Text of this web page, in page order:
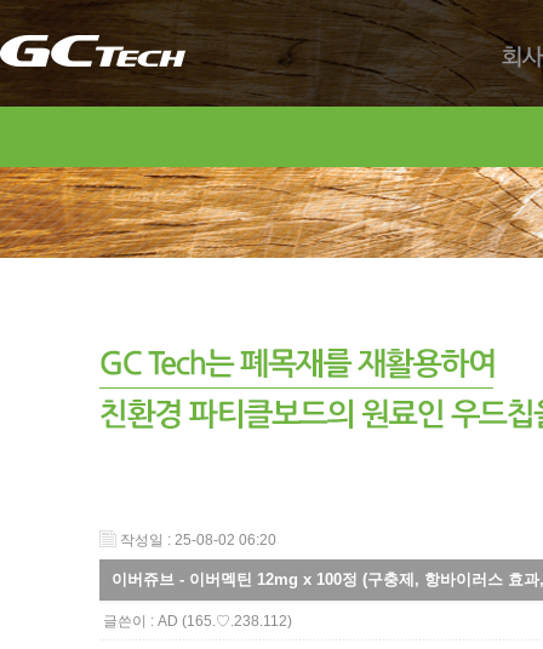
회사
작성일 : 25-08-02 06:20
이버쥬브 - 이버멕틴 12mg x 100정 (구충제, 항바이러스 효
글쓴이 : AD (165.♡.238.112)